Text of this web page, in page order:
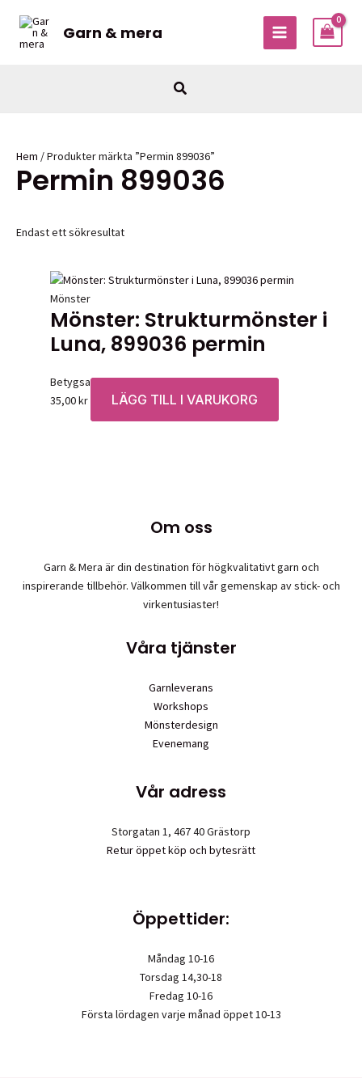
innehåll
Garn & mera
MAIN
Sök
Hem / Produkter märkta ”Permin 899036”
Permin 899036
Endast ett sökresultat
Mönster
Mönster: Strukturmönster i
Luna, 899036 permin
Betygsatt0av 5
35,00kr LÄGG TILL I VARUKORG
Om oss
Garn & Mera är din destination för högkvalitativt garn och
inspirerande tillbehör. Välkommen till vår gemenskap av stick- och
virkentusiaster!
Våra tjänster
Garnleverans
Workshops
Mönsterdesign
Evenemang
Vår adress
Storgatan 1, 467 40 Grästorp
Retur öppet köp och bytesrätt
Öppettider:
Måndag 10-16
Torsdag 14,30-18
Fredag 10-16
Första lördagen varje månad öppet 10-13